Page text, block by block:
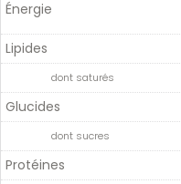
Énergie
Lipides
dont saturés
Glucides
dont sucres
Protéines